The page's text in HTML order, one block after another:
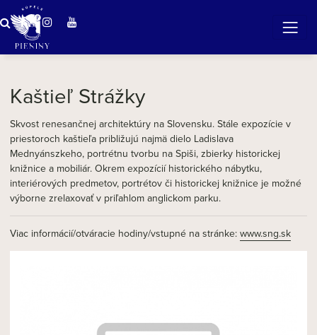
Zázračná voda v Pieninách
Kaštieľ Strážky
Skvost renesančnej architektúry na Slovensku. Stále expozície v
priestoroch kaštieľa približujú najmä dielo Ladislava
Mednyánszkeho, portrétnu tvorbu na Spiši, zbierky historickej
knižnice a mobiliár. Okrem expozícií historického nábytku,
interiérových predmetov, portrétov či historickej knižnice je možné
výborne zrelaxovať v priľahlom anglickom parku.
Viac informácií/otváracie hodiny/vstupné na stránke: www.sng.sk